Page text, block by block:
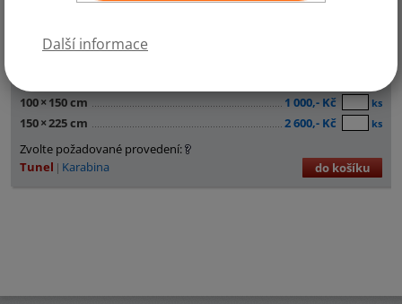
Další informace
100×150 cm 1 000,- Kč ks
150×225 cm 2 600,- Kč ks
Zvolte požadované provedení:
Tunel
Karabina do košíku